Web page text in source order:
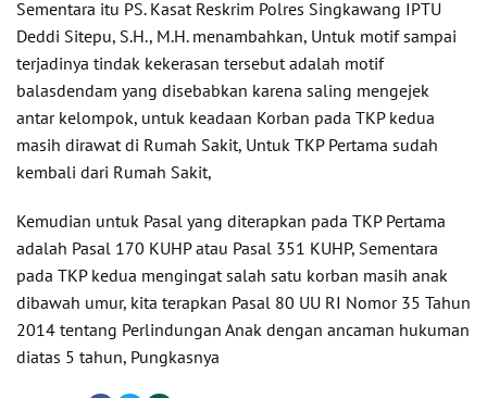
Sementara itu PS. Kasat Reskrim Polres Singkawang IPTU
Deddi Sitepu, S.H., M.H. menambahkan, Untuk motif sampai
terjadinya tindak kekerasan tersebut adalah motif
balasdendam yang disebabkan karena saling mengejek
antar kelompok, untuk keadaan Korban pada TKP kedua
masih dirawat di Rumah Sakit, Untuk TKP Pertama sudah
kembali dari Rumah Sakit,
Kemudian untuk Pasal yang diterapkan pada TKP Pertama
adalah Pasal 170 KUHP atau Pasal 351 KUHP, Sementara
pada TKP kedua mengingat salah satu korban masih anak
dibawah umur, kita terapkan Pasal 80 UU RI Nomor 35 Tahun
2014 tentang Perlindungan Anak dengan ancaman hukuman
diatas 5 tahun, Pungkasnya